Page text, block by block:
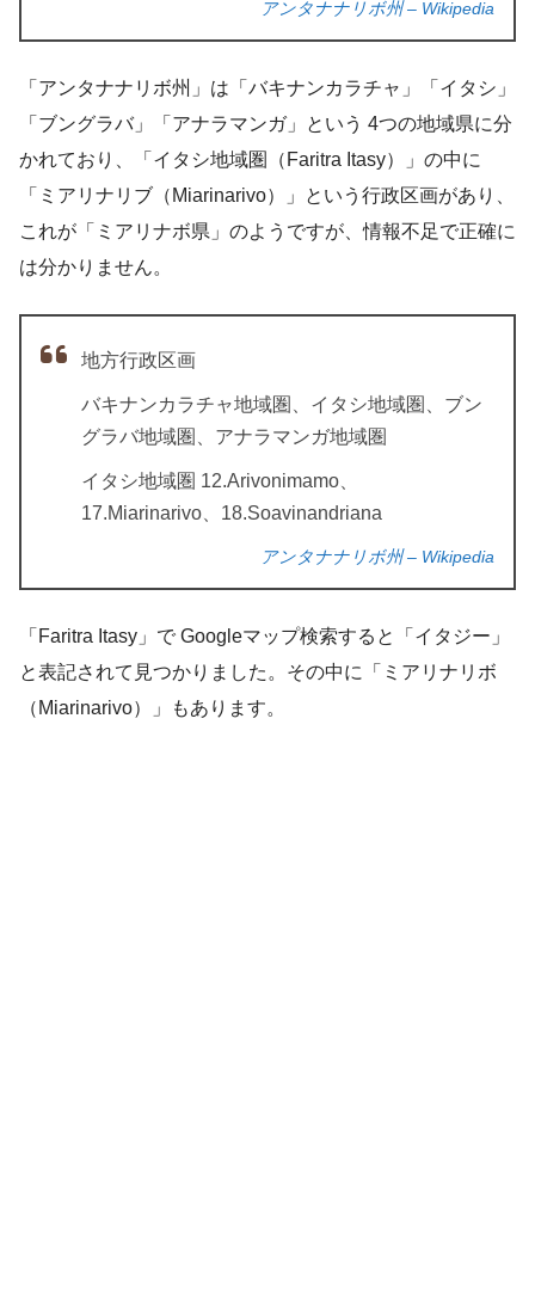
アンタナナリボ州 – Wikipedia
「アンタナナリボ州」は「バキナンカラチャ」「イタシ」
「ブングラバ」「アナラマンガ」という 4つの地域県に分
かれており、「イタシ地域圏（Faritra Itasy）」の中に
「ミアリナリブ（Miarinarivo）」という行政区画があり、
これが「ミアリナボ県」のようですが、情報不足で正確に
は分かりません。
地方行政区画
バキナンカラチャ地域圏、イタシ地域圏、ブン
グラバ地域圏、アナラマンガ地域圏
イタシ地域圏 12.Arivonimamo、
17.Miarinarivo、18.Soavinandriana
アンタナナリボ州 – Wikipedia
「Faritra Itasy」で Googleマップ検索すると「イタジー」
と表記されて見つかりました。その中に「ミアリナリボ
（Miarinarivo）」もあります。